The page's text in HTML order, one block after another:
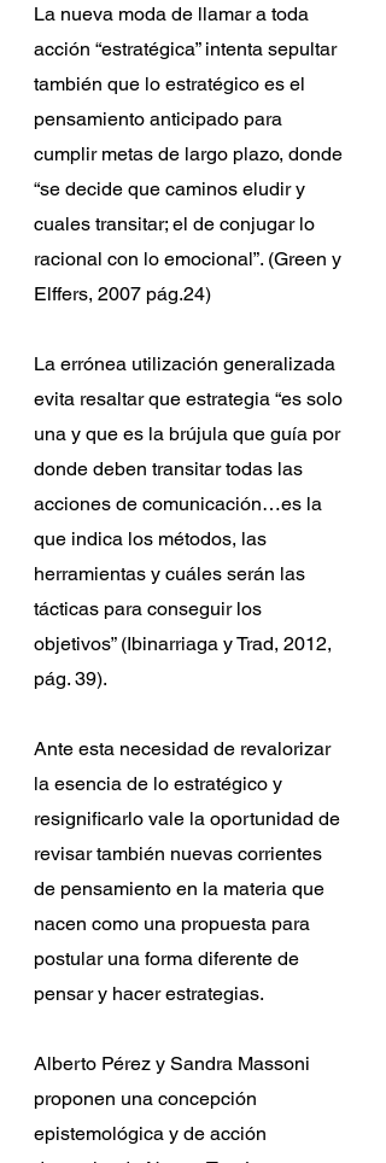
La nueva moda de llamar a toda
acción “estratégica” intenta sepultar
también que lo estratégico es el
pensamiento anticipado para
cumplir metas de largo plazo, donde
“se decide que caminos eludir y
cuales transitar; el de conjugar lo
racional con lo emocional”. (Green y
Elffers, 2007 pág.24)
La errónea utilización generalizada
evita resaltar que estrategia “es solo
una y que es la brújula que guía por
donde deben transitar todas las
acciones de comunicación…es la
que indica los métodos, las
herramientas y cuáles serán las
tácticas para conseguir los
objetivos” (Ibinarriaga y Trad, 2012,
pág. 39).
Ante esta necesidad de revalorizar
la esencia de lo estratégico y
resignificarlo vale la oportunidad de
revisar también nuevas corrientes
de pensamiento en la materia que
nacen como una propuesta para
postular una forma diferente de
pensar y hacer estrategias.
Alberto Pérez y Sandra Massoni
proponen una concepción
epistemológica y de acción